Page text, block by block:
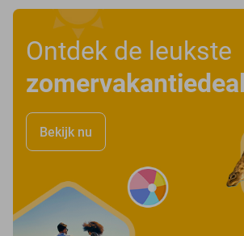
Ontdek de leukste
Bekijk nu